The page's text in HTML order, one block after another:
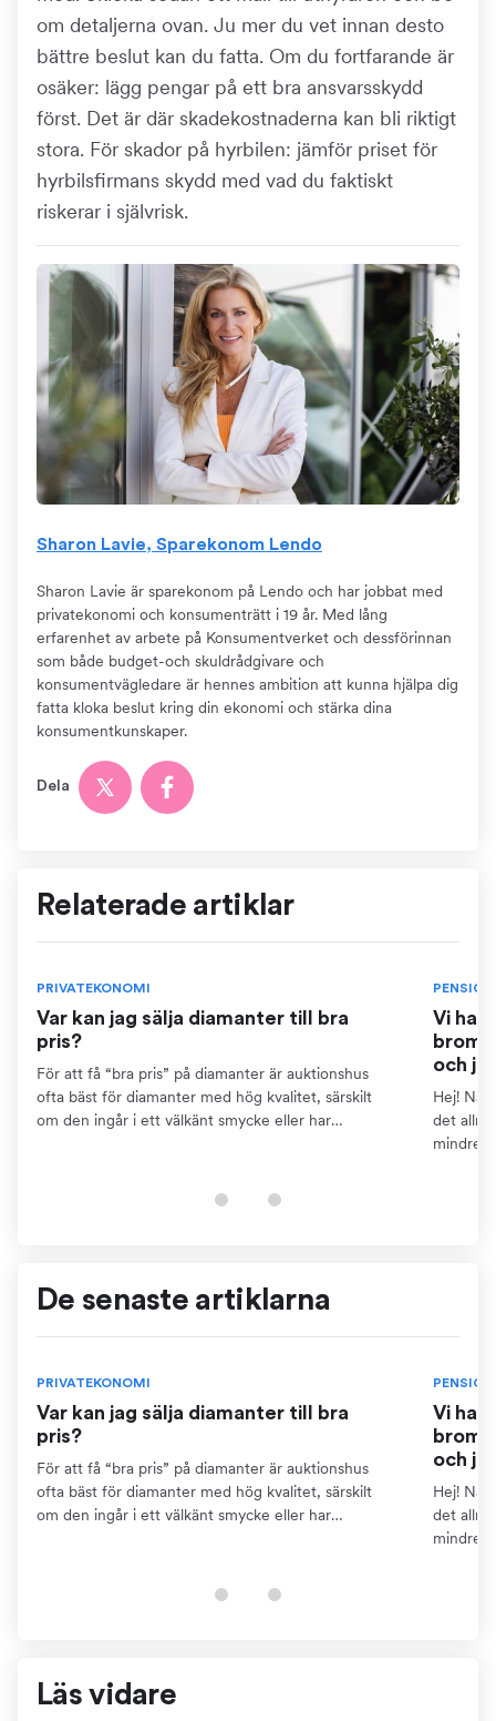
om detaljerna ovan. Ju mer du vet innan desto
bättre beslut kan du fatta. Om du fortfarande är
osäker: lägg pengar på ett bra ansvarsskydd
först. Det är där skadekostnaderna kan bli riktigt
stora. För skador på hyrbilen: jämför priset för
hyrbilsfirmans skydd med vad du faktiskt
riskerar i självrisk.
Sharon Lavie, Sparekonom Lendo
Sharon Lavie är sparekonom på Lendo och har jobbat med
privatekonomi och konsumenträtt i 19 år. Med lång
erfarenhet av arbete på Konsumentverket och dessförinnan
som både budget-och skuldrådgivare och
konsumentvägledare är hennes ambition att kunna hjälpa dig
fatta kloka beslut kring din ekonomi och stärka dina
konsumentkunskaper.
Dela
Relaterade artiklar
PRIVATEKONOMI
Var kan jag sälja diamanter till bra
pris?
För att få “bra pris” på diamanter är auktionshus
ofta bäst för diamanter med hög kvalitet, särskilt
om den ingår i ett välkänt smycke eller har
PENSION
Vi har
och
Hej! När
det
mindre
De senaste artiklarna
PRIVATEKONOMI
Var kan jag sälja diamanter till bra
pris?
För att få “bra pris” på diamanter är auktionshus
ofta bäst för diamanter med hög kvalitet, särskilt
om den ingår i ett välkänt smycke eller har
PENSION
Vi har
och
Hej! När
det
mindre
Läs vidare